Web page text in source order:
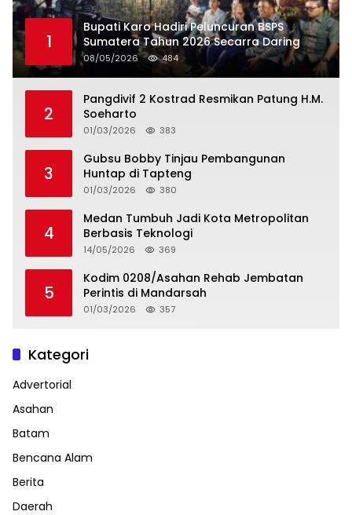
1
Bupati Karo Hadiri Peluncuran BSPS
Sumatera Tahun 2026 Secarra Daring
08/05/2026 484
2
Pangdivif 2 Kostrad Resmikan Patung H.M.
Soeharto
01/03/2026 383
3
Gubsu Bobby Tinjau Pembangunan
Huntap di Tapteng
01/03/2026 380
4
Medan Tumbuh Jadi Kota Metropolitan
Berbasis Teknologi
14/05/2026 369
5
Kodim 0208/Asahan Rehab Jembatan
Perintis di Mandarsah
01/03/2026 357
Kategori
Advertorial
Asahan
Batam
Bencana Alam
Berita
Daerah